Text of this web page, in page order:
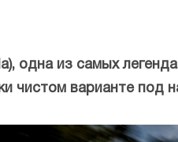
одна из самых
чистом варианте под